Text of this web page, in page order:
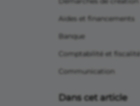
Aides et financements
Banque
Comptabilité et fiscalité
Communication
Dans cet article